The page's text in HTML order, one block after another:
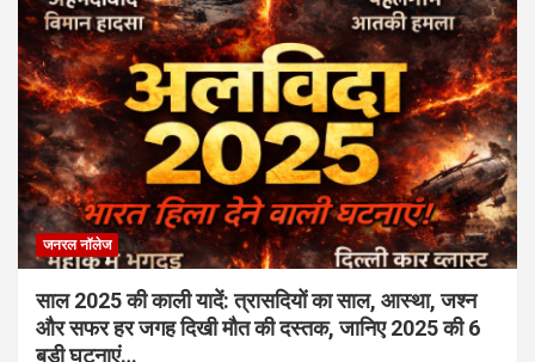
जनरल नॉलेज
साल 2025 की काली यादें: त्रासदियों का साल, आस्था, जश्न
और सफर हर जगह दिखी मौत की दस्तक, जानिए 2025 की 6
बड़ी घटनाएं…